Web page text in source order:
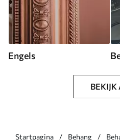
Engels
BEKIJK
Startpagina Behang